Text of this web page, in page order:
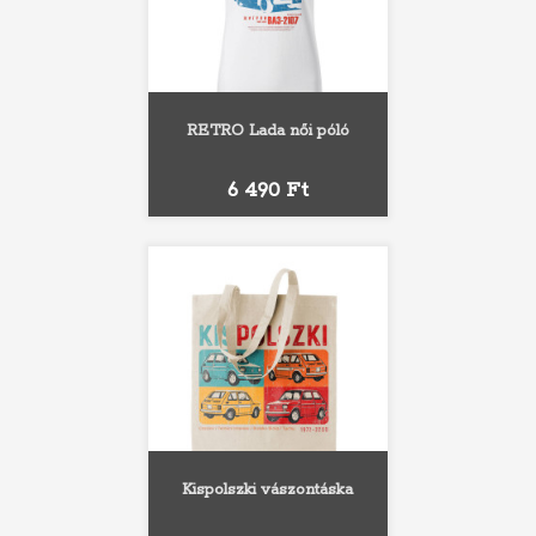
RETRO Lada női póló
Ár
6 490 Ft
Kispolszki vászontáska